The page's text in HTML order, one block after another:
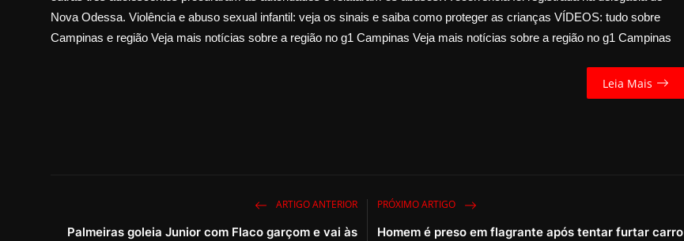
Nova Odessa. Violência e abuso sexual infantil: veja os sinais e saiba como proteger as crianças VÍDEOS: tudo sobre
Campinas e região Veja mais notícias sobre a região no g1 Campinas Veja mais notícias sobre a região no g1 Campinas
Leia Mais
ARTIGO ANTERIOR
Palmeiras goleia Junior com Flaco garçom e vai às
PRÓXIMO ARTIGO
Homem é preso em flagrante após tentar furtar carro